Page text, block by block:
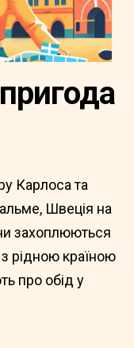
Карлоса та
Швеція на
захоплюються
рідною країною
про обід у